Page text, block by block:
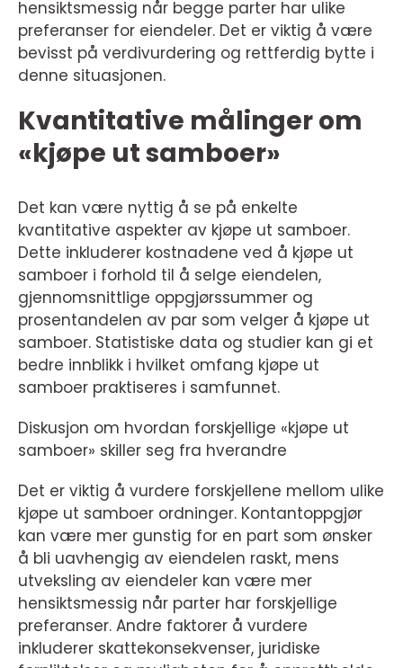
hensiktsmessig når begge parter har ulike
preferanser for eiendeler. Det er viktig å være
bevisst på verdivurdering og rettferdig bytte i
denne situasjonen.
Kvantitative målinger om
«kjøpe ut samboer»
Det kan være nyttig å se på enkelte
kvantitative aspekter av kjøpe ut samboer.
Dette inkluderer kostnadene ved å kjøpe ut
samboer i forhold til å selge eiendelen,
gjennomsnittlige oppgjørssummer og
prosentandelen av par som velger å kjøpe ut
samboer. Statistiske data og studier kan gi et
bedre innblikk i hvilket omfang kjøpe ut
samboer praktiseres i samfunnet.
Diskusjon om hvordan forskjellige «kjøpe ut
samboer» skiller seg fra hverandre
Det er viktig å vurdere forskjellene mellom ulike
kjøpe ut samboer ordninger. Kontantoppgjør
kan være mer gunstig for en part som ønsker
å bli uavhengig av eiendelen raskt, mens
utveksling av eiendeler kan være mer
hensiktsmessig når parter har forskjellige
preferanser. Andre faktorer å vurdere
inkluderer skattekonsekvenser, juridiske